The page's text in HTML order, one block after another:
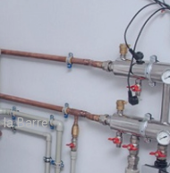
Barre